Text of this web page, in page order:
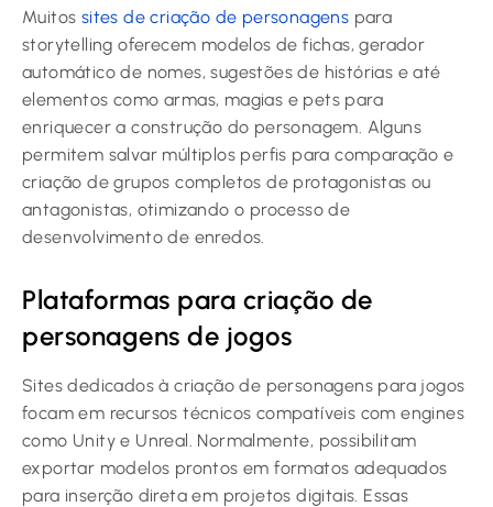
Muitos sites de criação de personagens para
storytelling oferecem modelos de fichas, gerador
automático de nomes, sugestões de histórias e até
elementos como armas, magias e pets para
enriquecer a construção do personagem. Alguns
permitem salvar múltiplos perfis para comparação e
criação de grupos completos de protagonistas ou
antagonistas, otimizando o processo de
desenvolvimento de enredos.
Plataformas para criação de
personagens de jogos
Sites dedicados à criação de personagens para jogos
focam em recursos técnicos compatíveis com engines
como Unity e Unreal. Normalmente, possibilitam
exportar modelos prontos em formatos adequados
para inserção direta em projetos digitais. Essas